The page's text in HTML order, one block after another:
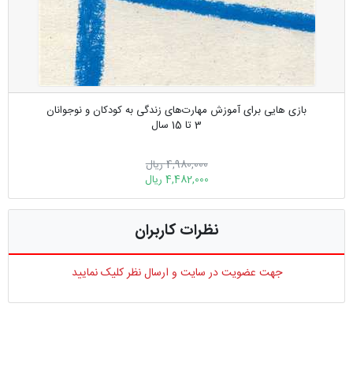
بازی هایی برای آموزش مهارت‌های زندگی به کودکان و نوجوانان
3 تا 15 سال
4,980,000 ریال
4,482,000 ریال
نظرات کاربران
جهت عضویت در سایت و ارسال نظر کلیک نمایید